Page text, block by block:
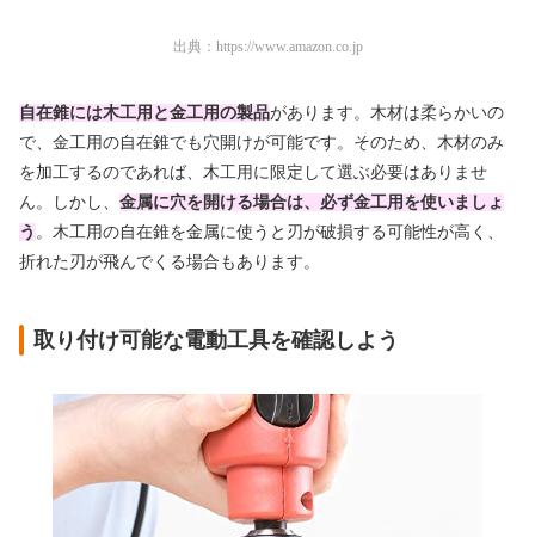
出典： https://www.amazon.co.jp
自在錐には木工用と金工用の製品があります。木材は柔らかいの
で、金工用の自在錐でも穴開けが可能です。そのため、木材のみ
を加工するのであれば、木工用に限定して選ぶ必要はありませ
ん。しかし、 金属に穴を開ける場合は、必ず金工用を使いましょ
う 。木工用の自在錐を金属に使うと刃が破損する可能性が高く、
折れた刃が飛んでくる場合もあります。
取り付け可能な電動工具を確認しよう